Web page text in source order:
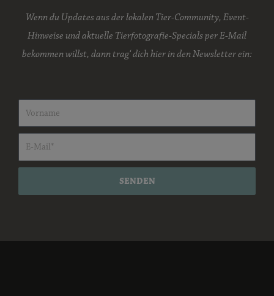
Wenn du Updates aus der lokalen Tier-Community, Event-
Hinweise und aktuelle Tierfotografie-Specials per E-Mail
bekommen willst, dann trag‘ dich hier in den Newsletter ein:
SENDEN